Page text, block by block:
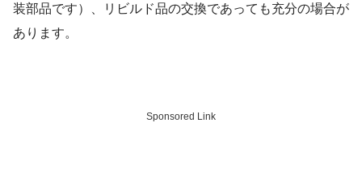
装部品です）、リビルド品の交換であっても充分の場合が
あります。
Sponsored Link